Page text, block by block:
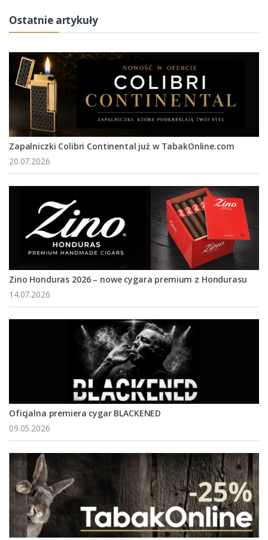
Ostatnie artykuły
Zapalniczki Colibri Continental już w TabakOnline.com
20.07.2026
Zino Honduras 2026 – nowe cygara premium z Hondurasu
14.07.2026
Oficjalna premiera cygar BLACKENED
09.05.2026